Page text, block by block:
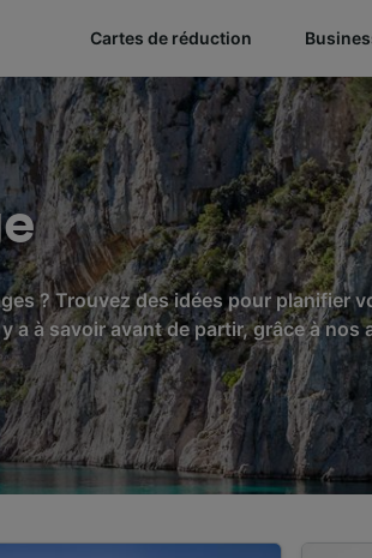
Cartes de réduction
? Trouvez des idées pour planifier
a à savoir avant de partir, grâce à nos